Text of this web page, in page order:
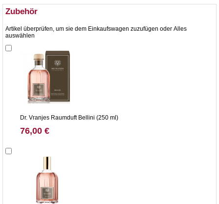
Zubehör
Artikel überprüfen, um sie dem Einkaufswagen zuzufügen oder Alles
auswählen
Dr. Vranjes Raumduft Bellini (250 ml)
76,00 €